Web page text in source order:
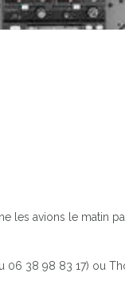
les avions le matin
38 98 83 17) ou